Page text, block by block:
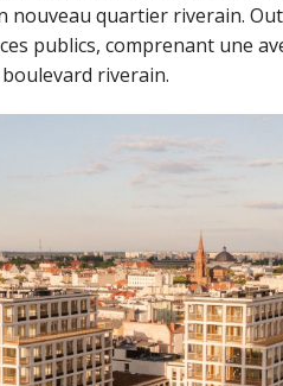
quartier riverain.
publics, comprenant une
riverain.